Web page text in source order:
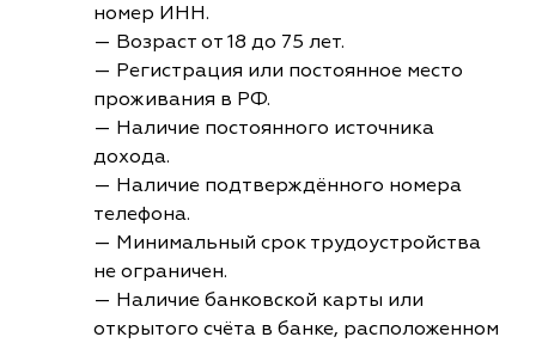
номер ИНН.
— Возраст от 18 до 75 лет.
— Регистрация или постоянное место
проживания в РФ.
— Наличие постоянного источника
дохода.
— Наличие подтверждённого номера
телефона.
— Минимальный срок трудоустройства
не ограничен.
— Наличие банковской карты или
открытого счёта в банке, расположенном